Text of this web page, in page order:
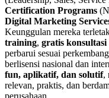
Certification Programs
Digital Marketing
Keunggulan mereka
training, gratis konsultasi
perbarui sesuai
berlisensi nasional dan
fun, aplikatif, dan solutif,
relevan, praktis, dan
perusahaan.